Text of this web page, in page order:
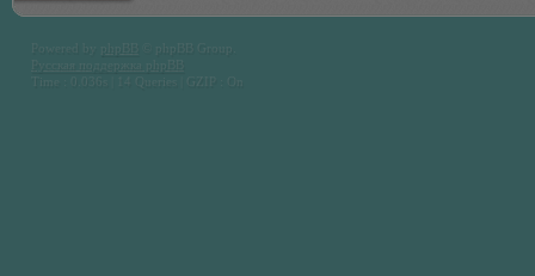
Time : 0.036s | 14 Queries | GZIP : On